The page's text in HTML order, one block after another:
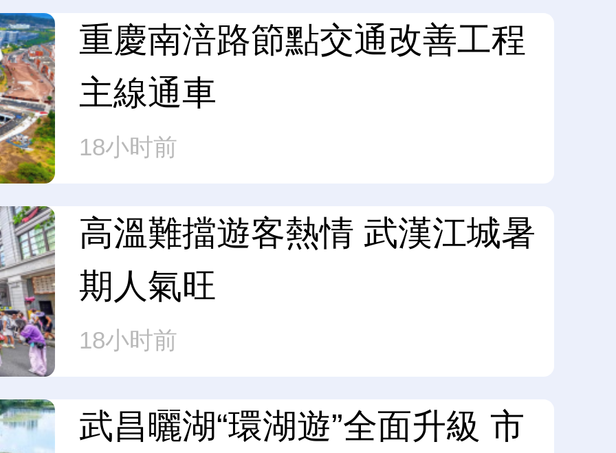
重慶南涪路節點交通改善工程
主線通車
18小时前
高溫難擋遊客熱情 武漢江城暑
期人氣旺
18小时前
武昌曬湖“環湖遊”全面升級 市